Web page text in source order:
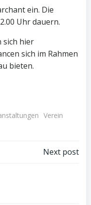
ein. Die
Uhr dauern.
sich hier
sich im Rahmen
bieten.
Verein
Next post